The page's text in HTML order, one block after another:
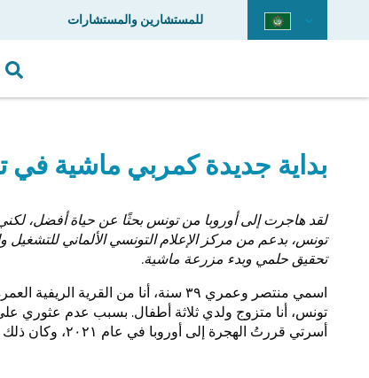
للمستشارين والمستشارات
بداية جديدة كمربي ماشية
لقد هاجرت إلى أوروبا من تونس بحثًا عن حياة أفضل،
تونس، بدعم من مركز الإعلام التونسي الألماني للتشغيل
تحقيق حلمي وبدء مزرعة ماشية.
اسمي منتصر وعمري ٣٩ سنة، أنا من
تونس، أنا متزوج ولدي ثلاثة أطفال. بسبب عدم عثوري
أسرتي قررتُ الهجرة إلى أوروبا في عام ٢٠٢١، وكان ذلك بالضبط خلال جائحة كورونا.